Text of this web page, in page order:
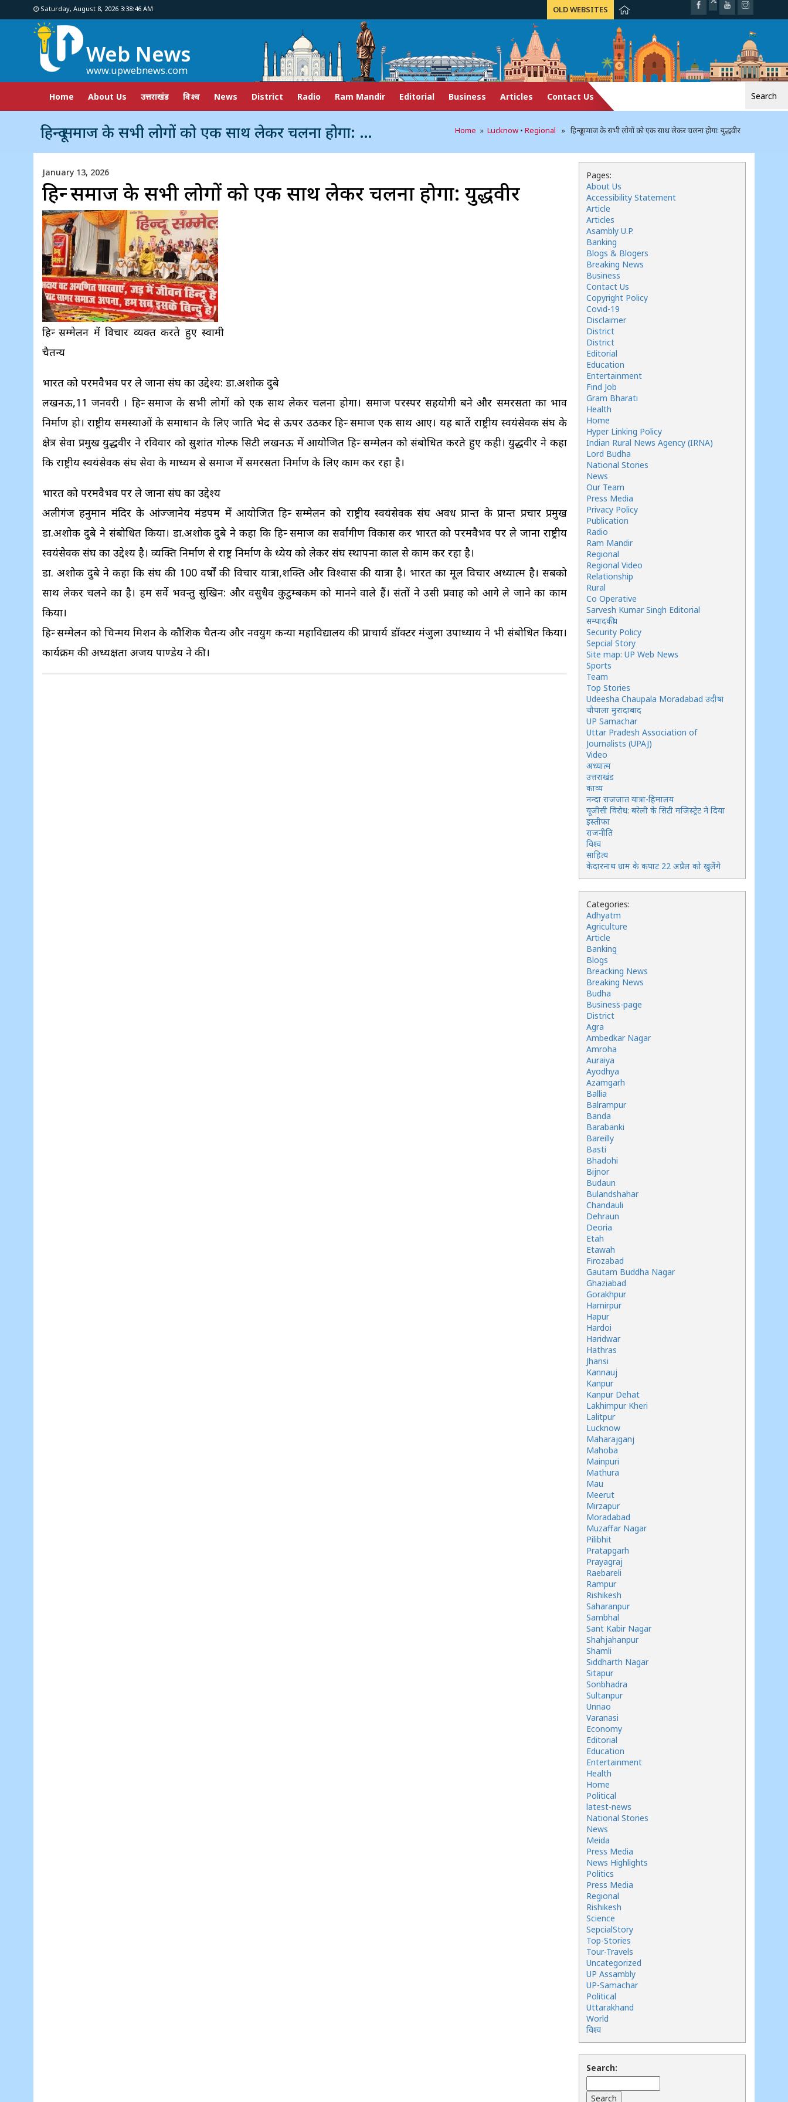
Saturday, August 8, 2026 3:38:47 AM OLD WEBSITES
Web News
www.upwebnews.com
Home About Us उत्तराखंड विश्व News District Radio Ram Mandir Editorial Business Articles Contact Us
हिन्दू समाज के सभी लोगों को एक साथ लेकर चलना होगा: युद्धवीर Home » Lucknow • Regional » हिन्दू समाज के सभी लोगों को एक साथ लेकर चलना होगा: युद्धवीर
January 13, 2026
हिन्दू समाज के सभी लोगों को एक साथ लेकर चलना होगा: युद्धवीर
हिन्दू सम्मेलन में विचार व्यक्त करते हुए स्वामी
चैतन्य
भारत को परमवैभव पर ले जाना संघ का उद्देश्य: डा.अशोक दुबे
लखनऊ,11 जनवरी । हिन्दू समाज के सभी लोगों को एक साथ लेकर चलना होगा। समाज परस्पर सहयोगी बने और समरसता का भाव
निर्माण हो। राष्ट्रीय समस्याओं के समाधान के लिए जाति भेद से ऊपर उठकर हिन्दू समाज एक साथ आए। यह बातें राष्ट्रीय स्वयंसेवक संघ के
क्षेत्र सेवा प्रमुख युद्धवीर ने रविवार को सुशांत गोल्फ सिटी लखनऊ में आयोजित हिन्दू सम्मेलन को संबोधित करते हुए कही। युद्धवीर ने कहा
कि राष्ट्रीय स्वयंसेवक संघ सेवा के माध्यम से समाज में समरसता निर्माण के लिए काम कर रहा है।
भारत को परमवैभव पर ले जाना संघ का उद्देश्य
अलीगंज हनुमान मंदिर के आंज्जानेय मंडपम में आयोजित हिन्दू सम्मेलन को राष्ट्रीय स्वयंसेवक संघ अवध प्रान्त के प्रान्त प्रचार प्रमुख
डा.अशोक दुबे ने संबोधित किया। डा.अशोक दुबे ने कहा कि हिन्दू समाज का सर्वांगीण विकास कर भारत को परमवैभव पर ले जाना राष्ट्रीय
स्वयंसेवक संघ का उद्देश्य है। व्यक्ति निर्माण से राष्ट्र निर्माण के ध्येय को लेकर संघ स्थापना काल से काम कर रहा है।
डा. अशोक दुबे ने कहा कि संघ की 100 वर्षों की विचार यात्रा,शक्ति और विश्वास की यात्रा है। भारत का मूल विचार अध्यात्म है। सबको
साथ लेकर चलने का है। हम सर्वे भवन्तु सुखिन: और वसुधैव कुटुम्बकम को मानने वाले हैं। संतों ने उसी प्रवाह को आगे ले जाने का काम
किया।
हिन्दू सम्मेलन को चिन्मय मिशन के कौशिक चैतन्य और नवयुग कन्या महाविद्यालय की प्राचार्य डॉक्टर मंजुला उपाध्याय ने भी संबोधित किया।
कार्यक्रम की अध्यक्षता अजय पाण्डेय ने की।
Pages:
About Us
Accessibility Statement
Article
Articles
Asambly U.P.
Banking
Blogs & Blogers
Breaking News
Business
Contact Us
Copyright Policy
Covid-19
Disclaimer
District
District
Editorial
Education
Entertainment
Find Job
Gram Bharati
Health
Home
Hyper Linking Policy
Indian Rural News Agency (IRNA)
Lord Budha
National Stories
News
Our Team
Press Media
Privacy Policy
Publication
Radio
Ram Mandir
Regional
Regional Video
Relationship
Rural
Co Operative
Sarvesh Kumar Singh Editorial
सम्पादकीय
Security Policy
Sepcial Story
Site map: UP Web News
Sports
Team
Top Stories
Udeesha Chaupala Moradabad उदीषा
चौपाला मुरादाबाद
UP Samachar
Uttar Pradesh Association of
Journalists (UPAJ)
Video
अध्यात्म
उत्तराखंड
काव्य
नन्दा राजजात यात्रा-हिमालय
यूजीसी विरोध: बरेली के सिटी मजिस्ट्रेट ने दिया
इस्तीफा
राजनीति
विश्व
साहित्य
केदारनाथ धाम के कपाट 22 अप्रैल को खुलेंगे
Categories:
Adhyatm
Agriculture
Article
Banking
Blogs
Breacking News
Breaking News
Budha
Business-page
District
Agra
Ambedkar Nagar
Amroha
Auraiya
Ayodhya
Azamgarh
Ballia
Balrampur
Banda
Barabanki
Bareilly
Basti
Bhadohi
Bijnor
Budaun
Bulandshahar
Chandauli
Dehraun
Deoria
Etah
Etawah
Firozabad
Gautam Buddha Nagar
Ghaziabad
Gorakhpur
Hamirpur
Hapur
Hardoi
Haridwar
Hathras
Jhansi
Kannauj
Kanpur
Kanpur Dehat
Lakhimpur Kheri
Lalitpur
Lucknow
Maharajganj
Mahoba
Mainpuri
Mathura
Mau
Meerut
Mirzapur
Moradabad
Muzaffar Nagar
Pilibhit
Pratapgarh
Prayagraj
Raebareli
Rampur
Rishikesh
Saharanpur
Sambhal
Sant Kabir Nagar
Shahjahanpur
Shamli
Siddharth Nagar
Sitapur
Sonbhadra
Sultanpur
Unnao
Varanasi
Economy
Editorial
Education
Entertainment
Health
Home
Political
latest-news
National Stories
News
Meida
Press Media
News Highlights
Politics
Press Media
Regional
Rishikesh
Science
SepcialStory
Top-Stories
Tour-Travels
Uncategorized
UP Assambly
UP-Samachar
Political
Uttarakhand
World
विश्व
Search: